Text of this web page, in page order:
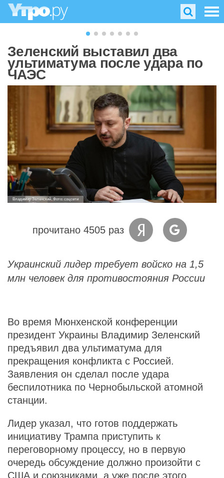
Зеленский выставил два
ультиматума после удара по
ЧАЭС
Владимир Зеленский. Фото: соцсети
прочитано 4505 раз
Украинский лидер требует войско на 1,5
млн человек для противостояния России
Во время Мюнхенской конференции
президент Украины Владимир Зеленский
предъявил два ультиматума для
прекращения конфликта с Россией.
Заявления он сделал после удара
беспилотника по Чернобыльской атомной
станции.
Лидер указал, что готов поддержать
инициативу Трампа приступить к
переговорному процессу, но в первую
очередь обсуждение должно произойти с
США и союзниками, а уже после этого